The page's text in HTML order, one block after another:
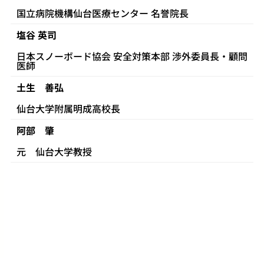
国立病院機構仙台医療センター 名誉院長
塩谷 英司
日本スノーボード協会 安全対策本部 渉外委員長・顧問
医師
土生 善弘
仙台大学附属明成高校長
阿部 肇
元 仙台大学教授